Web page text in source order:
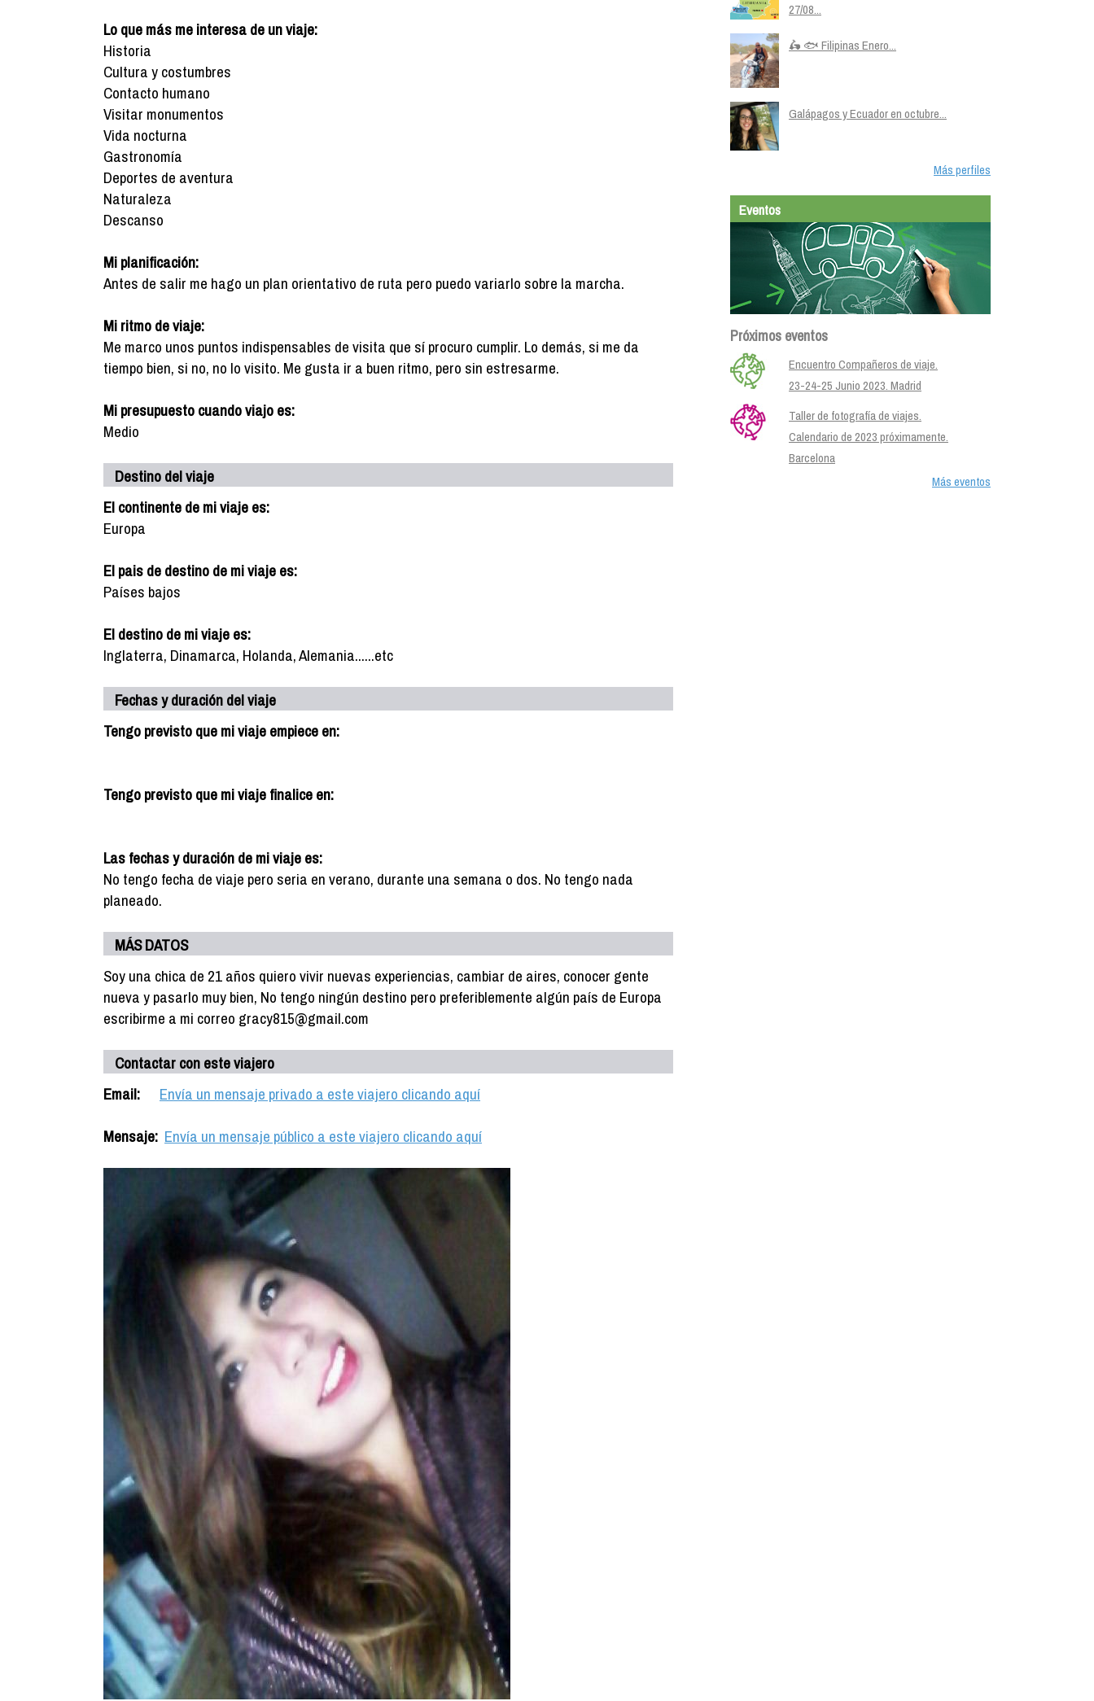
Lo que más me interesa de un viaje:
Historia
Cultura y costumbres
Contacto humano
Visitar monumentos
Vida nocturna
Gastronomía
Deportes de aventura
Naturaleza
Descanso
Mi planificación:
Antes de salir me hago un plan orientativo de ruta pero puedo variarlo sobre la marcha.
Mi ritmo de viaje:
Me marco unos puntos indispensables de visita que sí procuro cumplir. Lo demás, si me da
tiempo bien, si no, no lo visito. Me gusta ir a buen ritmo, pero sin estresarme.
Mi presupuesto cuando viajo es:
Medio
Destino del viaje
El continente de mi viaje es:
Europa
El pais de destino de mi viaje es:
Países bajos
El destino de mi viaje es:
Inglaterra, Dinamarca, Holanda, Alemania......etc
Fechas y duración del viaje
Tengo previsto que mi viaje empiece en:
Tengo previsto que mi viaje finalice en:
Las fechas y duración de mi viaje es:
No tengo fecha de viaje pero seria en verano, durante una semana o dos. No tengo nada
planeado.
MÁS DATOS
Soy una chica de 21 años quiero vivir nuevas experiencias, cambiar de aires, conocer gente
nueva y pasarlo muy bien, No tengo ningún destino pero preferiblemente algún país de Europa
escribirme a mi correo gracy815@gmail.com
Contactar con este viajero
Email:
Envía un mensaje privado a este viajero clicando aquí
Mensaje: Envía un mensaje público a este viajero clicando aquí
27/08...
🛵 🐟 Filipinas Enero...
Galápagos y Ecuador en octubre...
Más perfiles
Eventos
Próximos eventos
Encuentro Compañeros de viaje.
23-24-25 Junio 2023. Madrid
Taller de fotografía de viajes.
Calendario de 2023 próximamente.
Barcelona
Más eventos